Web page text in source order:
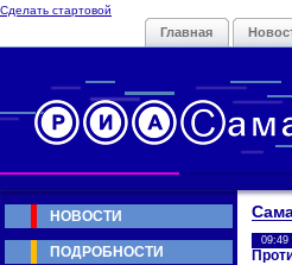
Сделать стартовой
Главная
09:49
НОВОСТИ
ПОДРОБНОСТИ